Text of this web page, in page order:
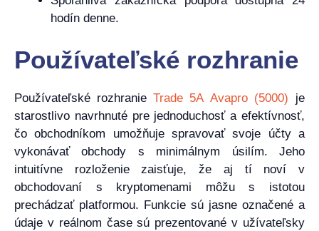
hodín denne.
Používateľské rozhranie
Používateľské rozhranie Trade 5A Avapro (5000) je
starostlivo navrhnuté pre jednoduchosť a efektívnosť,
čo obchodníkom umožňuje spravovať svoje účty a
vykonávať obchody s minimálnym úsilím. Jeho
intuitívne rozloženie zaisťuje, že aj tí noví v
obchodovaní s kryptomenami môžu s istotou
prechádzať platformou. Funkcie sú jasne označené a
údaje v reálnom čase sú prezentované v užívateľsky